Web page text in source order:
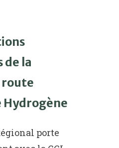
de la
route
Hydrogène
porte